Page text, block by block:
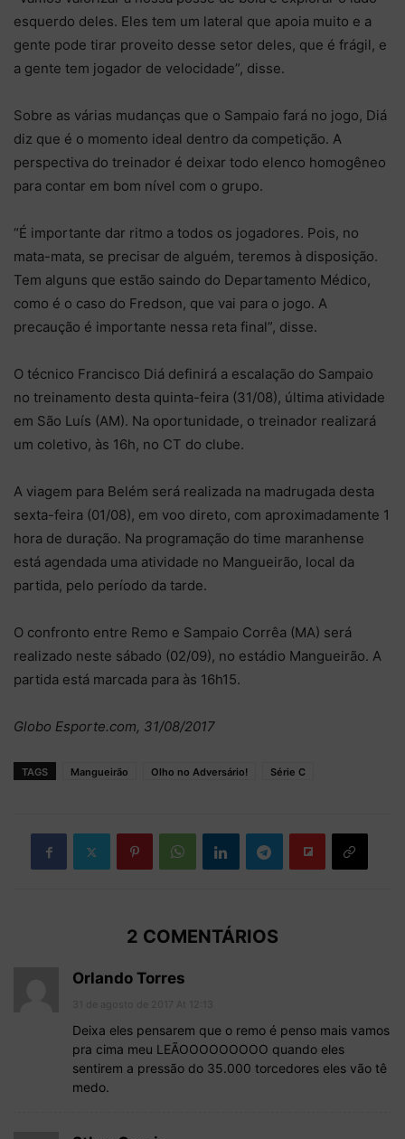
esquerdo deles. Eles tem um lateral que apoia muito e a
gente pode tirar proveito desse setor deles, que é frágil, e
a gente tem jogador de velocidade”, disse.
Sobre as várias mudanças que o Sampaio fará no jogo, Diá
diz que é o momento ideal dentro da competição. A
perspectiva do treinador é deixar todo elenco homogêneo
para contar em bom nível com o grupo.
“É importante dar ritmo a todos os jogadores. Pois, no
mata-mata, se precisar de alguém, teremos à disposição.
Tem alguns que estão saindo do Departamento Médico,
como é o caso do Fredson, que vai para o jogo. A
precaução é importante nessa reta final”, disse.
O técnico Francisco Diá definirá a escalação do Sampaio
no treinamento desta quinta-feira (31/08), última atividade
em São Luís (AM). Na oportunidade, o treinador realizará
um coletivo, às 16h, no CT do clube.
A viagem para Belém será realizada na madrugada desta
sexta-feira (01/08), em voo direto, com aproximadamente 1
hora de duração. Na programação do time maranhense
está agendada uma atividade no Mangueirão, local da
partida, pelo período da tarde.
O confronto entre Remo e Sampaio Corrêa (MA) será
realizado neste sábado (02/09), no estádio Mangueirão. A
partida está marcada para às 16h15.
Globo Esporte.com, 31/08/2017
TAGS Mangueirão Olho no Adversário! Série C
2 COMENTÁRIOS
Orlando Torres
Deixa eles pensarem que o remo é penso mais vamos
pra cima meu LEÃOOOOOOOOO quando eles
sentirem a pressão do 35.000 torcedores eles vão tê
medo.